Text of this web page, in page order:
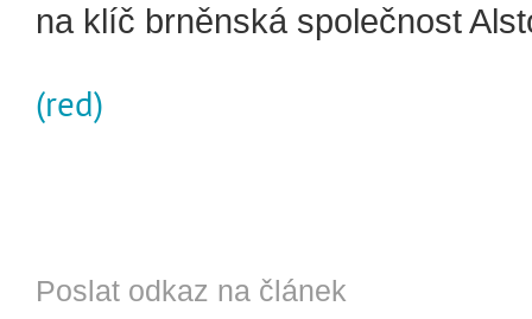
na klíč brněnská společnost
(red)
Poslat odkaz na článek